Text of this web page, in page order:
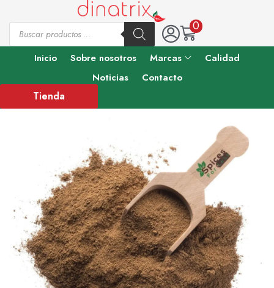
0
Inicio Sobre nosotros Marcas
Calidad
Noticias
Contacto
Tienda